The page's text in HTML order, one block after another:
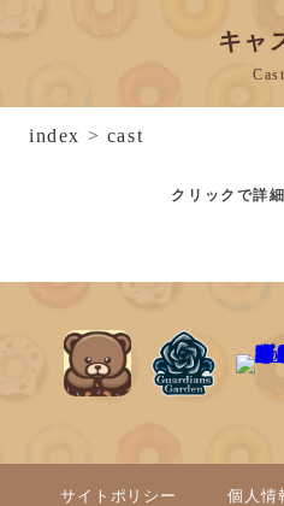
キャ
Cast
index > cast
クリックで詳
サイトポリシー 個人情